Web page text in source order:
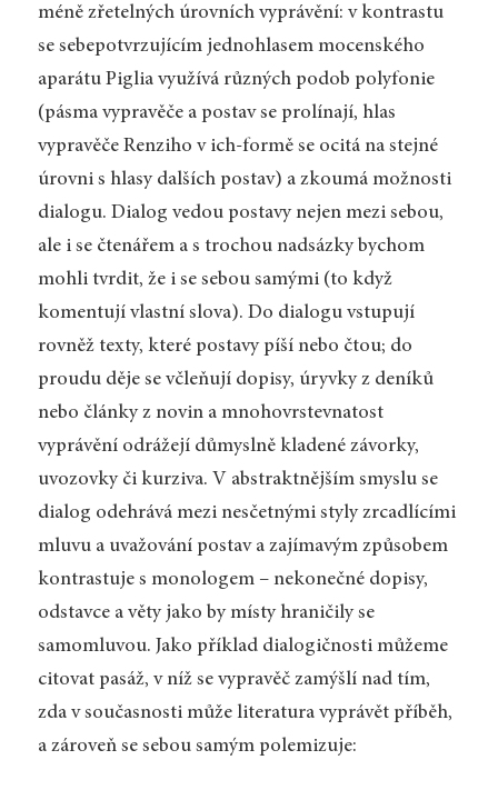
méně zřetelných úrovních vyprávění: v kontrastu
se sebepotvrzujícím jednohlasem mocenského
aparátu Piglia využívá různých podob polyfonie
(pásma vypravěče a postav se prolínají, hlas
vypravěče Renziho v ich-formě se ocitá na stejné
úrovni s hlasy dalších postav) a zkoumá možnosti
dialogu. Dialog vedou postavy nejen mezi sebou,
ale i se čtenářem a s trochou nadsázky bychom
mohli tvrdit, že i se sebou samými (to když
komentují vlastní slova). Do dialogu vstupují
rovněž texty, které postavy píší nebo čtou; do
proudu děje se včleňují dopisy, úryvky z deníků
nebo články z novin a mnohovrstevnatost
vyprávění odrážejí důmyslně kladené závorky,
uvozovky či kurziva. V abstraktnějším smyslu se
dialog odehrává mezi nesčetnými styly zrcadlícími
mluvu a uvažování postav a zajímavým způsobem
kontrastuje s monologem – nekonečné dopisy,
odstavce a věty jako by místy hraničily se
samomluvou. Jako příklad dialogičnosti můžeme
citovat pasáž, v níž se vypravěč zamýšlí nad tím,
zda v současnosti může literatura vyprávět příběh,
a zároveň se sebou samým polemizuje: